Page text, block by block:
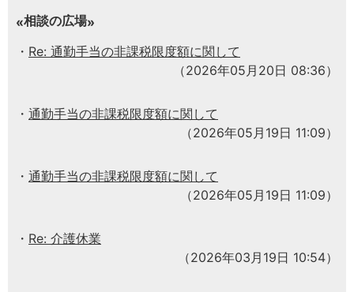
相談の広場
Re: 通勤手当の非課税限度額に関して
（2026年05月20日 08:36）
通勤手当の非課税限度額に関して
（2026年05月19日 11:09）
通勤手当の非課税限度額に関して
（2026年05月19日 11:09）
Re: 介護休業
（2026年03月19日 10:54）